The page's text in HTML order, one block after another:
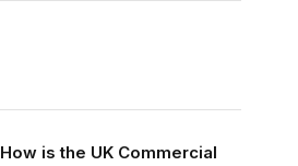
How is the UK Commercial